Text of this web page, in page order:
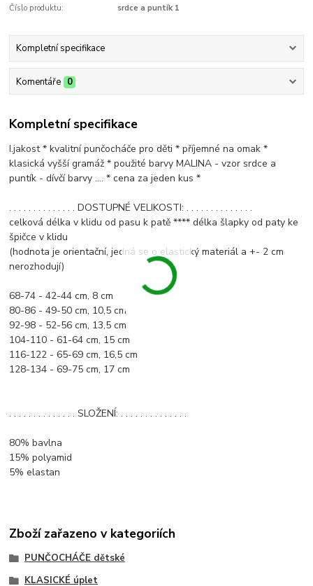
Číslo produktu: srdce a puntík 1
Kompletní specifikace
Komentáře 0
Kompletní specifikace
I.jakost * kvalitní punčocháče pro děti * příjemné na omak *
klasická vyšší gramáž * použité barvy MALINA - vzor srdce a
puntík - dívčí barvy .... * cena za jeden kus *
. . . . . . . . . . . . . . DOSTUPNÉ VELIKOSTI: . . . . . . . . . . . . . .
celková délka v klidu od pasu k patě **** délka šlapky od paty ke
špičce v klidu
(hodnota je orientační, jedná se o elastický materiál a +- 2 cm
nerozhodují)
68-74 - 42-44 cm, 8 cm
80-86 - 49-50 cm, 10,5 cm
92-98 - 52-56 cm, 13,5 cm
104-110 - 61-64 cm, 15 cm
116-122 - 65-69 cm, 16,5 cm
128-134 - 69-75 cm, 17 cm
. . . . . . . . . . . . . . SLOŽENÍ: . . . . . . . . . . . . . .
80% bavlna
15% polyamid
5% elastan
Zboží zařazeno v kategoriích
PUNČOCHÁČE dětské
KLASICKÉ úplet